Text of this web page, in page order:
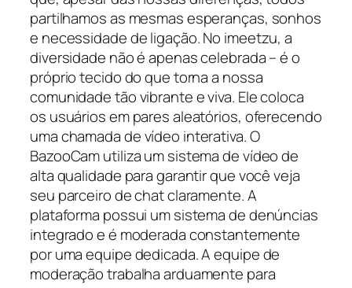
partilhamos as mesmas esperanças, sonhos
e necessidade de ligação. No imeetzu, a
diversidade não é apenas celebrada – é o
próprio tecido do que torna a nossa
comunidade tão vibrante e viva. Ele coloca
os usuários em pares aleatórios, oferecendo
uma chamada de vídeo interativa. O
BazooCam utiliza um sistema de vídeo de
alta qualidade para garantir que você veja
seu parceiro de chat claramente. A
plataforma possui um sistema de denúncias
integrado e é moderada constantemente
por uma equipe dedicada. A equipe de
moderação trabalha arduamente para